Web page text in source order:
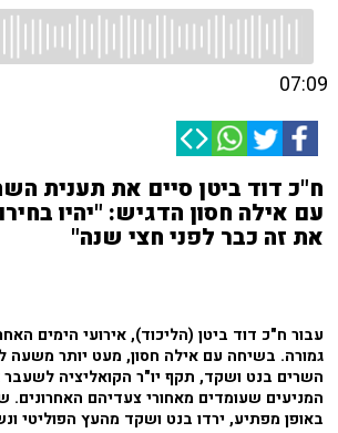
07:09
ח"כ דוד ביטן סיים את תענית
עם אילה חסון הדגיש: "יהיו
את זה כבר לפני חצי שנה"
עבור ח"כ דוד ביטן (הליכוד), אירועי הימים
גמורה. בשיחה עם אילה חסון, מעט יותר משעה
השרים בנט ושקד, תקף יו"ר הקואליציה
המניעים שעומדים מאחורי צעדיהם האחרונים.
באופן מפתיע, ירדו בנט ושקד מהעץ הפוליטי